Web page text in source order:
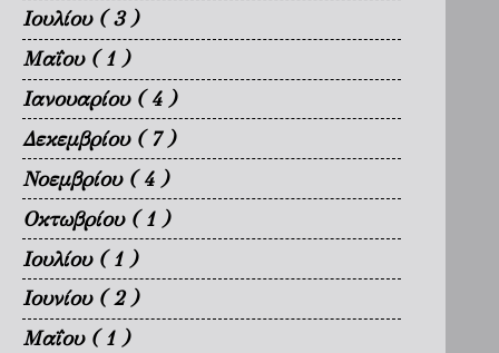
Ιουλίου ( 3 )
Μαΐου ( 1 )
Ιανουαρίου ( 4 )
Δεκεμβρίου ( 7 )
Νοεμβρίου ( 4 )
Οκτωβρίου ( 1 )
Ιουλίου ( 1 )
Ιουνίου ( 2 )
Μαΐου ( 1 )